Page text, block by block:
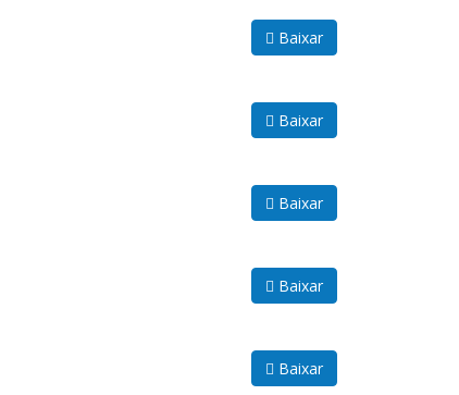
Baixar
Baixar
Baixar
Baixar
Baixar